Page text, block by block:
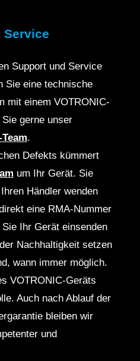
Service
Support und Service
Sie eine technische
mit einem VOTRONIC-
gerne unser
.
Defekts kümmert
um Ihr Gerät. Sie
Händler wenden
eine RMA-Nummer
Ihr Gerät einsenden
Nachhaltigkeit setzen
wann immer möglich.
VOTRONIC-Geräts
Auch nach Ablauf der
bleiben wir
und